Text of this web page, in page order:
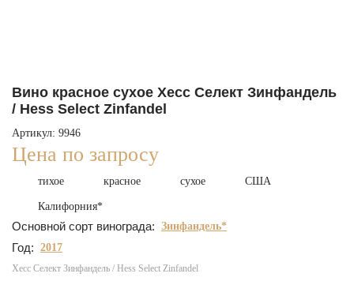
Вино красное сухое Хесс Селект Зинфандель
/ Hess Select Zinfandel
Артикул: 9946
Цена по запросу
тихое красное сухое США
Калифорния*
Основной сорт винограда: Зинфандель*
Год: 2017
Хесс Селект Зинфандель / Hess Select Zinfandel